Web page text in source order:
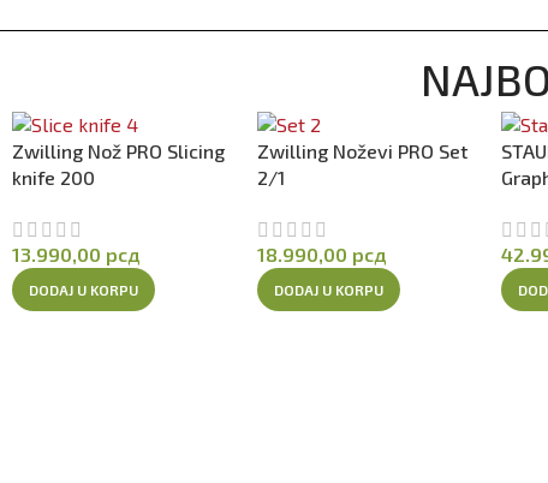
Zwilling Nož PRO Slicing
knife 200
13.990,00 рсд
DODAJ U KORPU
Zwilling Noževi PRO Set
2/1
18.990,00 рсд
DODAJ U KORPU